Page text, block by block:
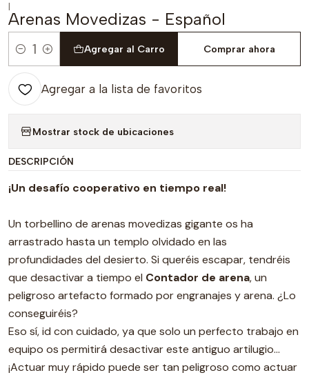
|
Arenas Movedizas - Español
Cantidad
Agregar al Carro Comprar ahora
Agregar a la lista de favoritos
Mostrar stock de ubicaciones
DESCRIPCIÓN
¡Un desafío cooperativo en tiempo real!
Un torbellino de arenas movedizas gigante os ha
arrastrado hasta un templo olvidado en las
profundidades del desierto. Si queréis escapar, tendréis
que desactivar a tiempo el Contador de arena, un
peligroso artefacto formado por engranajes y arena. ¿Lo
conseguiréis?
Eso sí, id con cuidado, ya que solo un perfecto trabajo en
equipo os permitirá desactivar este antiguo artilugio…
¡Actuar muy rápido puede ser tan peligroso como actuar